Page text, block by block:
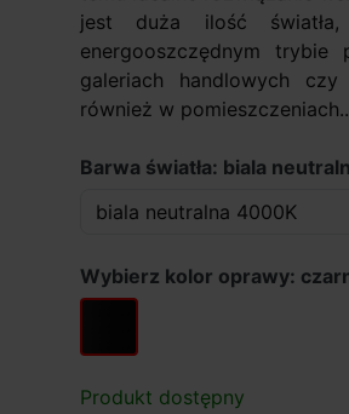
jest duża ilość
energooszczędnym
galeriach handlowych czy
również w
Barwa światła: biala
Wybierz kolor oprawy:
czarny
Produkt dostępny